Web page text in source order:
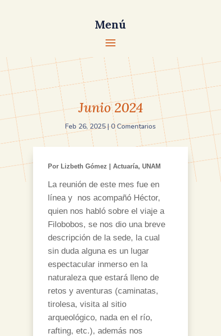
Menú
Junio 2024
Feb 26, 2025|0 Comentarios
Por Lizbeth Gómez | Actuaría, UNAM
La reunión de este mes fue en
línea y nos acompañó Héctor,
quien nos habló sobre el viaje a
Filobobos, se nos dio una breve
descripción de la sede, la cual
sin duda alguna es un lugar
espectacular inmerso en la
naturaleza que estará lleno de
retos y aventuras (caminatas,
tirolesa, visita al sitio
arqueológico, nada en el río,
rafting, etc.), además nos